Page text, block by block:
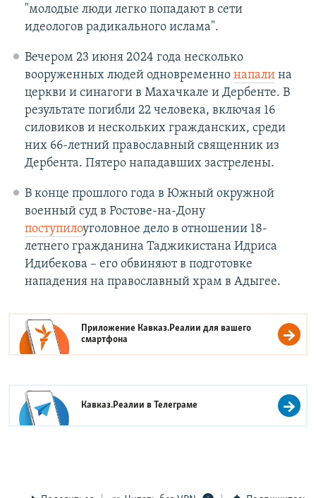
"молодые люди легко попадают в сети
идеологов радикального ислама".
Вечером 23 июня 2024 года несколько
вооруженных людей одновременно напалина
церкви и синагоги в Махачкале и Дербенте. В
результате погибли 22 человека, включая 16
силовиков и нескольких гражданских, среди
них 66-летний православный священник из
Дербента. Пятеро нападавших застрелены.
В конце прошлого года в Южный окружной
военный суд в Ростове-на-Дону
поступилоуголовное дело в отношении 18-
летнего гражданина Таджикистана Идриса
Идибекова – его обвиняют в подготовке
нападения на православный храм в Адыгее.
Приложение Кавказ.Реалии для вашего
смартфона
Кавказ.Реалии вТелеграме